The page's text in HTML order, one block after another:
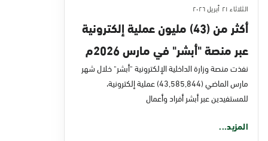
الثلاثاء ٢١ أبريل ٢٠٢٦
أكثر من (43) مليون عملية إلكترونية
عبر منصة "أبشر" في مارس 2026م
نفذت منصة وزارة الداخلية الإلكترونية "أبشر" خلال شهر
مارس الماضي (43,585,844) عملية إلكترونية،
للمستفيدين عبر أبشر أفراد وأعمال
المزيد...